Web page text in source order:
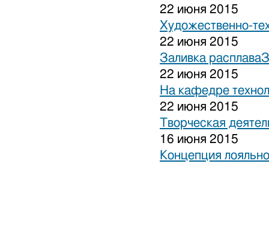
22 июня 2015
Художественно-
22 июня 2015
Заливка
22 июня 2015
На кафедре
22 июня 2015
Творческая
16 июня 2015
Концепция